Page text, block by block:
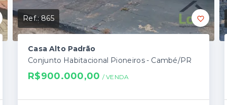
Ref.:865
Casa Alto Padrão
Conjunto Habitacional Pioneiros - Cambé/PR
R$900.000,00 / VENDA